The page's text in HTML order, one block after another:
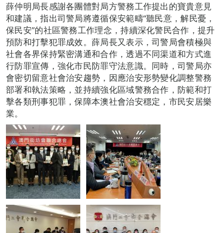
薛仲明局長感謝各團體對局方警務工作提出的寶貴意見
和建議，指出司警局將遵循保安範疇“聽民意，解民憂，
保民安”的社區警務工作理念，持續深化警民合作，提升
預防和打擊犯罪成效。薛局長又表示，司警局會積極與
社會各界保持緊密溝通和合作，透過不同渠道和方式進
行防罪宣傳，強化市民防罪守法意識。同時，司警局亦
會密切留意社會治安趨勢，因應治安形勢變化調整警務
部署和執法策略，並持續強化區域警務合作，防範和打
擊各類刑事犯罪，保障本澳社會治安穩定，市民安居樂
業。